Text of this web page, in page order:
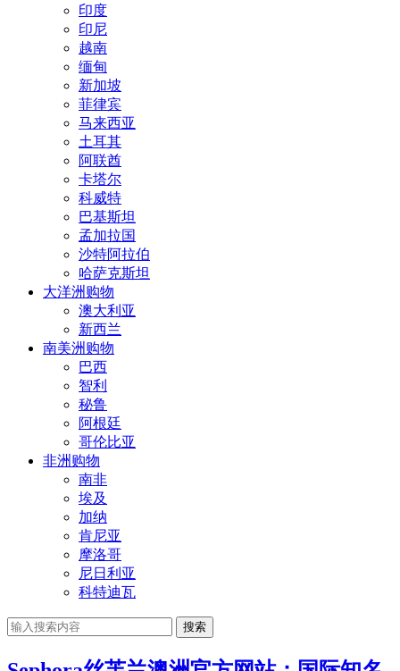
印度
印尼
越南
缅甸
新加坡
菲律宾
马来西亚
土耳其
阿联酋
卡塔尔
科威特
巴基斯坦
孟加拉国
沙特阿拉伯
哈萨克斯坦
大洋洲购物
澳大利亚
新西兰
南美洲购物
巴西
智利
秘鲁
阿根廷
哥伦比亚
非洲购物
南非
埃及
加纳
肯尼亚
摩洛哥
尼日利亚
科特迪瓦
搜索